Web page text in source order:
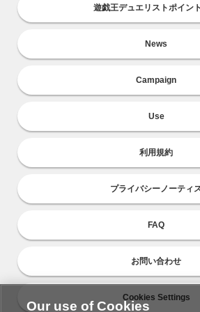
遊戯王デュエリストポイン
News
Campaign
Use
利用規約
プライバシーノーティ
FAQ
お問い合わせ
Cookies Settings
Our use of Cookies